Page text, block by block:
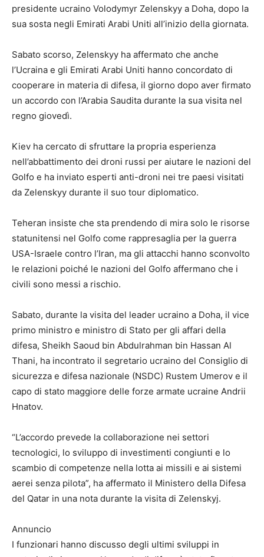
presidente ucraino Volodymyr Zelenskyy a Doha, dopo la
sua sosta negli Emirati Arabi Uniti all’inizio della giornata.
Sabato scorso, Zelenskyy ha affermato che anche
l’Ucraina e gli Emirati Arabi Uniti hanno concordato di
cooperare in materia di difesa, il giorno dopo aver firmato
un accordo con l’Arabia Saudita durante la sua visita nel
regno giovedì.
Kiev ha cercato di sfruttare la propria esperienza
nell’abbattimento dei droni russi per aiutare le nazioni del
Golfo e ha inviato esperti anti-droni nei tre paesi visitati
da Zelenskyy durante il suo tour diplomatico.
Teheran insiste che sta prendendo di mira solo le risorse
statunitensi nel Golfo come rappresaglia per la guerra
USA-Israele contro l’Iran, ma gli attacchi hanno sconvolto
le relazioni poiché le nazioni del Golfo affermano che i
civili sono messi a rischio.
Sabato, durante la visita del leader ucraino a Doha, il vice
primo ministro e ministro di Stato per gli affari della
difesa, Sheikh Saoud bin Abdulrahman bin Hassan Al
Thani, ha incontrato il segretario ucraino del Consiglio di
sicurezza e difesa nazionale (NSDC) Rustem Umerov e il
capo di stato maggiore delle forze armate ucraine Andrii
Hnatov.
“L’accordo prevede la collaborazione nei settori
tecnologici, lo sviluppo di investimenti congiunti e lo
scambio di competenze nella lotta ai missili e ai sistemi
aerei senza pilota”, ha affermato il Ministero della Difesa
del Qatar in una nota durante la visita di Zelenskyj.
Annuncio
I funzionari hanno discusso degli ultimi sviluppi in